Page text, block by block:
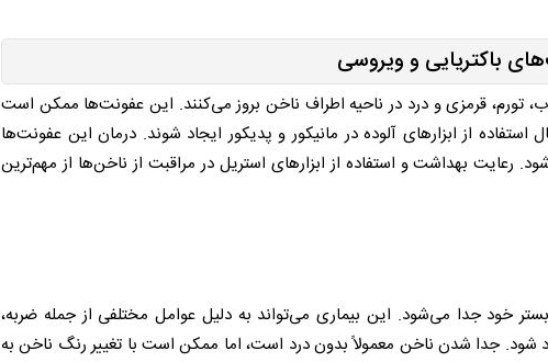
باکتریایی و ویروسی
تورم، قرمزی و درد در ناحیه اطراف ناخن بروز می‌کنند. این عفونت‌ها ممکن است
از ابزارهای آلوده در مانیکور و پدیکور ایجاد شوند. درمان این عفونت‌ها
رعایت بهداشت و استفاده از ابزارهای استریل در مراقبت از ناخن‌ها از مهم‌ترین
خود جدا می‌شود. این بیماری می‌تواند به دلیل عوامل مختلفی از جمله ضربه،
شود. جدا شدن ناخن معمولاً بدون درد است، اما ممکن است با تغییر رنگ ناخن به